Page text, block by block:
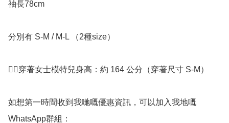
袖長78cm
分別有 S-M / M-L （2種size）
👉🏻穿著女士模特兒身高：約 164 公分（穿著尺寸 S-M）
如想第一時間收到我哋嘅優惠資訊，可以加入我地嘅
WhatsApp群組：